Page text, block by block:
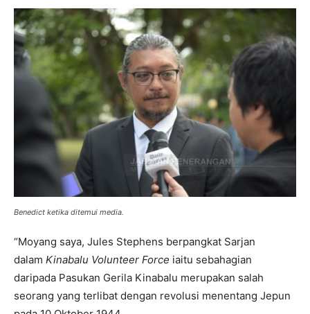
Benedict ketika ditemui media.
“Moyang saya, Jules Stephens berpangkat Sarjan
dalam Kinabalu Volunteer Force iaitu sebahagian
daripada Pasukan Gerila Kinabalu merupakan salah
seorang yang terlibat dengan revolusi menentang Jepun